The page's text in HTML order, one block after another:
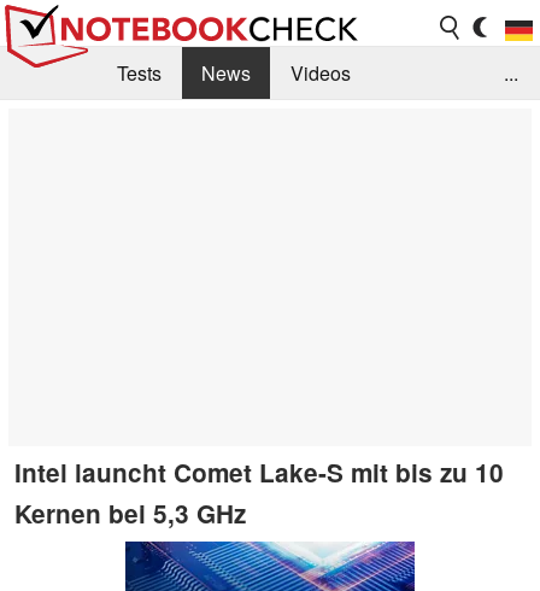
Tests News
Videos
...
Intel launcht Comet Lake-S mit bis zu 10
Kernen bei 5,3 GHz